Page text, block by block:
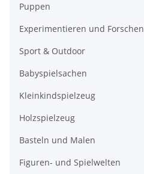
Puppen
Experimentieren und Forschen
Sport & Outdoor
Babyspielsachen
Kleinkindspielzeug
Holzspielzeug
Basteln und Malen
Figuren- und Spielwelten